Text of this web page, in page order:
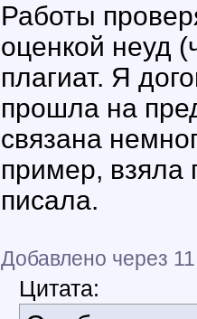
Работы
оценкой неуд
плагиат. Я
прошла на
связана
пример, взяла
писала.
Добавлено через
Цитата: